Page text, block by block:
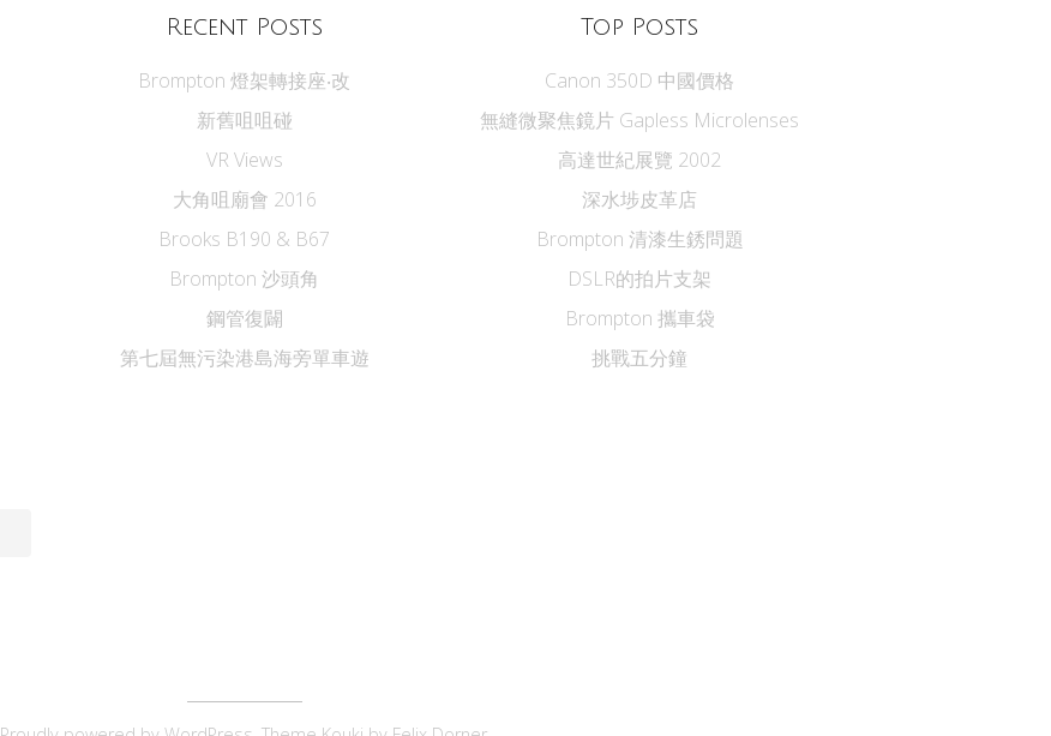
Recent Posts
Brompton 燈架轉接座‧改
新舊咀咀碰
VR Views
大角咀廟會 2016
Brooks B190 & B67
Brompton 沙頭角
鋼管復闢
第七屆無污染港島海旁單車遊
Top Posts
Canon 350D 中國價格
無縫微聚焦鏡片 Gapless Microlenses
高達世紀展覽 2002
深水埗皮革店
Brompton 清漆生銹問題
DSLR的拍片支架
Brompton 攜車袋
挑戰五分鐘